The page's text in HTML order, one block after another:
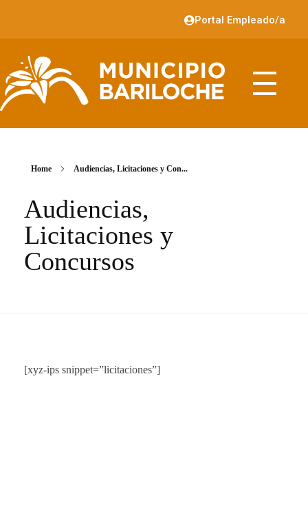
Portal Empleado/a
Home Audiencias, Licitaciones y Con...
Audiencias,
Licitaciones y
Concursos
[xyz-ips snippet=”licitaciones”]